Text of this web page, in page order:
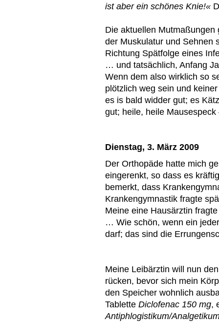
ist aber ein schönes Knie!«
Die aktuellen
der Muskulatur und Sehnen
Richtung Spätfolge eines
… und tatsächlich, Anfang
Wenn dem also wirklich so
plötzlich weg sein und
es is bald widder gut; es
gut; heile, heile
Dienstag, 3. März 2009
Der Orthopäde hatte mich
eingerenkt, so dass es
bemerkt, dass
Krankengymnastik fragte
Meine eine Hausärztin
… Wie schön, wenn ein
darf; das sind die
Meine Leibärztin will nun
rücken, bevor sich mein
den Speicher wohnlich
Tablette Diclofenac 150 mg,
Antiphlogistikum/